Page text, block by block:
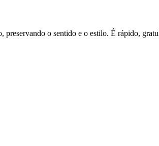
o sentido e o estilo. É rápido,